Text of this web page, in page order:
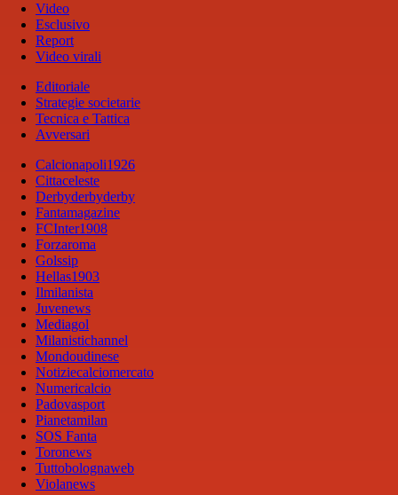
Video
Esclusivo
Report
Video virali
Editoriale
Strategie societarie
Tecnica e Tattica
Avversari
Calcionapoli1926
Cittaceleste
Derbyderbyderby
Fantamagazine
FCInter1908
Forzaroma
Golssip
Hellas1903
Ilmilanista
Juvenews
Mediagol
Milanistichannel
Mondoudinese
Notiziecalciomercato
Numericalcio
Padovasport
Pianetamilan
SOS Fanta
Toronews
Tuttobolognaweb
Violanews